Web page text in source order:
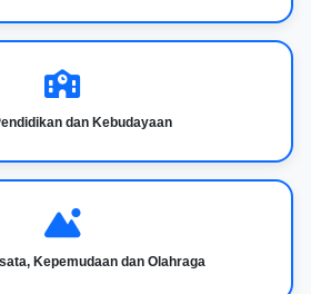
dan Kebudayaan
Kepemudaan dan Olahraga